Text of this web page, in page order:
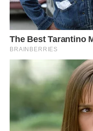
Варто було мені раз в
він, задерши хвіст,
коханку.
Рік від року чоловік
покірним. Звик
найбільше боявся
так проникливо, що і